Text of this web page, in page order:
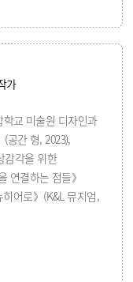
가
교 미술원 디자인과
공간 형, 2023),
감각을 위한
연결하는 점들》
어로》(K&L 뮤지엄,